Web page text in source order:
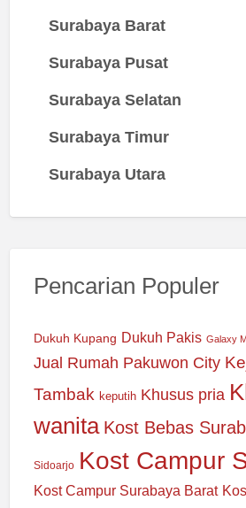
Surabaya Barat
Surabaya Pusat
Surabaya Selatan
Surabaya Timur
Surabaya Utara
Pencarian Populer
Dukuh Kupang Dukuh Pakis Galaxy
Jual Rumah Pakuwon City
Tambak keputih Khusus pria
wanita Kost Bebas
Sidoarjo Kost Campur
Kost Campur Surabaya Barat